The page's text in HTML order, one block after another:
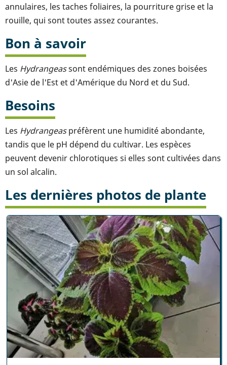
annulaires, les taches foliaires, la pourriture grise et la
rouille, qui sont toutes assez courantes.
Bon à savoir
Les Hydrangeassont endémiques des zones boisées
d'Asie de l'Est et d'Amérique du Nord et du Sud.
Besoins
Les Hydrangeaspréfèrent une humidité abondante,
tandis que le pH dépend du cultivar. Les espèces
peuvent devenir chlorotiques si elles sont cultivées dans
un sol alcalin.
Les dernières photos de plante